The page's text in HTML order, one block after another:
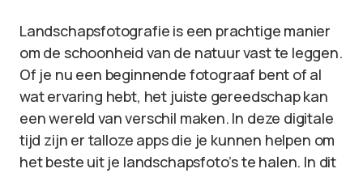
Landschapsfotografie is een prachtige manier
om de schoonheid van de natuur vast te leggen.
Of je nu een beginnende fotograaf bent of al
wat ervaring hebt, het juiste gereedschap kan
een wereld van verschil maken. In deze digitale
tijd zijn er talloze apps die je kunnen helpen om
het beste uit je landschapsfoto’s te halen. In dit